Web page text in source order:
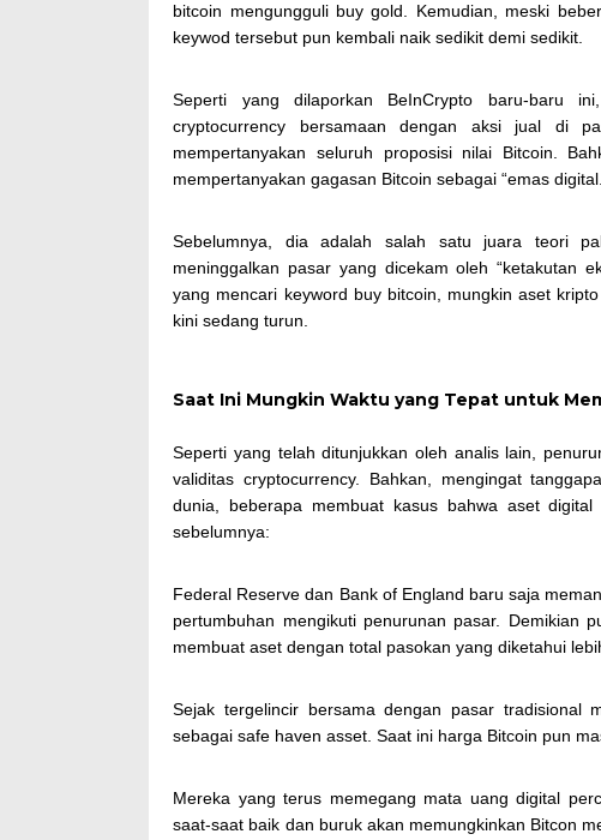
bitcoin mengungguli buy gold. Kemudian, meski
keywod tersebut pun kembali naik sedikit demi sedikit.
Seperti yang dilaporkan BeInCrypto baru-baru
cryptocurrency bersamaan dengan aksi jual di
mempertanyakan seluruh proposisi nilai Bitcoin.
mempertanyakan gagasan Bitcoin sebagai “emas
Sebelumnya, dia adalah salah satu juara teori
meninggalkan pasar yang dicekam oleh “ketakutan
yang mencari keyword buy bitcoin, mungkin aset
kini sedang turun.
Saat Ini Mungkin Waktu yang Tepat untuk
Seperti yang telah ditunjukkan oleh analis lain,
validitas cryptocurrency. Bahkan, mengingat
dunia, beberapa membuat kasus bahwa aset
sebelumnya:
Federal Reserve dan Bank of England baru saja
pertumbuhan mengikuti penurunan pasar. Demikian
membuat aset dengan total pasokan yang diketahui
Sejak tergelincir bersama dengan pasar tradisional
sebagai safe haven asset. Saat ini harga Bitcoin pun
Mereka yang terus memegang mata uang digital
saat-saat baik dan buruk akan memungkinkan Bitcon